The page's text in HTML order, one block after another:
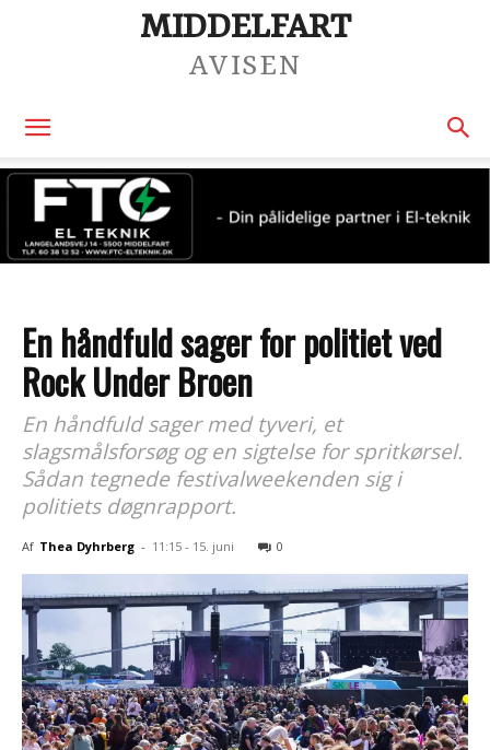
MIDDELFART
AVISEN
En håndfuld sager for politiet ved
Rock Under Broen
En håndfuld sager med tyveri, et
slagsmålsforsøg og en sigtelse for spritkørsel.
Sådan tegnede festivalweekenden sig i
politiets døgnrapport.
Af Thea Dyhrberg - 11:15 - 15. juni 0